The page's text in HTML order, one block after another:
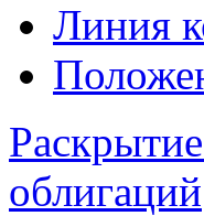
Линия
облигаций